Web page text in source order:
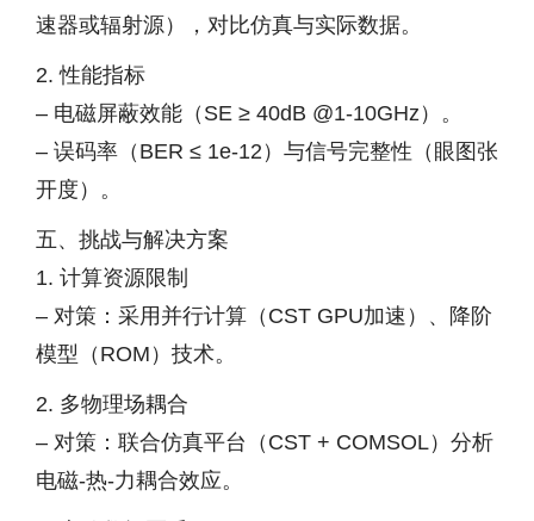
速器或辐射源），对比仿真与实际数据。
2. 性能指标
– 电磁屏蔽效能（SE ≥ 40dB @1-10GHz）。
– 误码率（BER ≤ 1e-12）与信号完整性（眼图张
开度）。
五、挑战与解决方案
1. 计算资源限制
– 对策：采用并行计算（CST GPU加速）、降阶
模型（ROM）技术。
2. 多物理场耦合
– 对策：联合仿真平台（CST + COMSOL）分析
电磁-热-力耦合效应。